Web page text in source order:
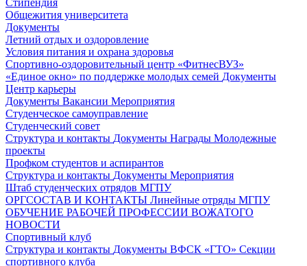
Общежития университета
Документы
Летний отдых и оздоровление
Условия питания и охрана здоровья
Спортивно-оздоровительный центр «ФитнесВУЗ»
«Единое окно» по поддержке молодых семей Документы
Центр карьеры
Документы Вакансии Мероприятия
Студенческое самоуправление
Студенческий совет
Структура и контакты Документы Награды Молодежные
проекты
Профком студентов и аспирантов
Структура и контакты Документы Мероприятия
Штаб студенческих отрядов МГПУ
ОРГСОСТАВ И КОНТАКТЫ Линейные отряды МГПУ
ОБУЧЕНИЕ РАБОЧЕЙ ПРОФЕССИИ ВОЖАТОГО
НОВОСТИ
Спортивный клуб
Структура и контакты Документы ВФСК «ГТО» Секции
спортивного клуба